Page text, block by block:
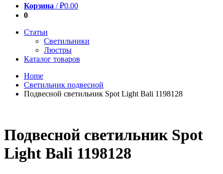
Корзина /₽0.00
0
Статьи
Светильники
Люстры
Каталог товаров
Home
Светильник подвесной
Подвесной светильник Spot Light Bali 1198128
Подвесной светильник Spot
Light Bali 1198128